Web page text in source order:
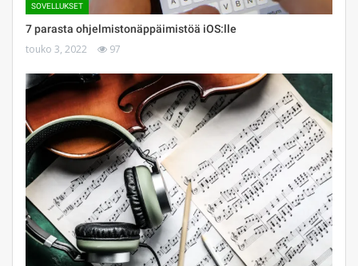
SOVELLUKSET
7 parasta ohjelmistonäppäimistöä iOS:lle
touko 3, 2022 97